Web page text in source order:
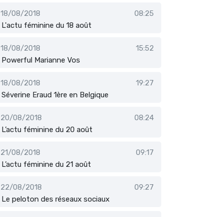
18/08/2018
08:25
L'actu féminine du 18 août
18/08/2018
15:52
Powerful Marianne Vos
18/08/2018
19:27
Séverine Eraud 1ère en Belgique
20/08/2018
08:24
L’actu féminine du 20 août
21/08/2018
09:17
L’actu féminine du 21 août
22/08/2018
09:27
Le peloton des réseaux sociaux